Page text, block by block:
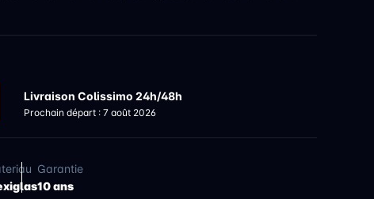
Livraison Colissimo 24h/48h
Prochain départ : 7 août 2026
Garantie
10 ans